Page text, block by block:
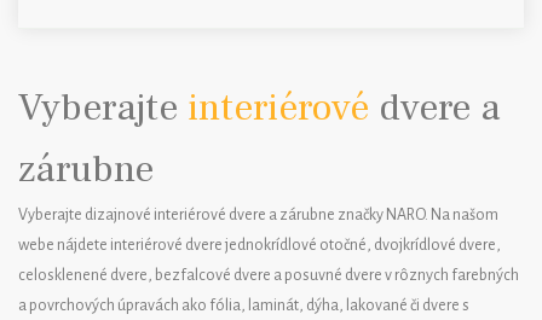
Vyberajte interiérové dvere a
zárubne
Vyberajte dizajnové interiérové dvere a zárubne značky NARO. Na našom
webe nájdete interiérové dvere jednokrídlové otočné, dvojkrídlové dvere,
celosklenené dvere, bezfalcové dvere a posuvné dvere v rôznych farebných
a povrchových úpravách ako fólia, laminát, dýha, lakované či dvere s